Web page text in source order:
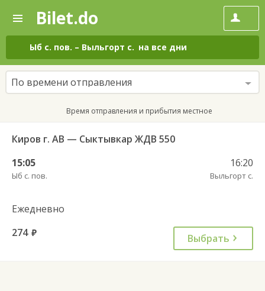
—
Поиск
и
покупка
билетов
на
автобус
онлайн
Bilet.do
Ыб с. пов. – Выльгорт с. на все дни
По времени отправления
Время отправления и прибытия местное
Киров г. АВ — Сыктывкар ЖДВ 550
15:05
Ыб с. пов.
16:20
Выльгорт с.
Ежедневно
274 руб. Выбрать